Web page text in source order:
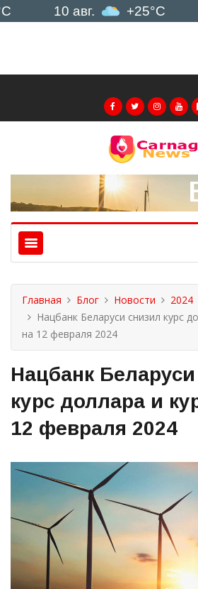
10 авг. +25°C
Главная Блог Новости 2024
Нацбанк Беларуси снизил курс
на 12 февраля 2024
Нацбанк
курс доллара и
12 февраля 2024